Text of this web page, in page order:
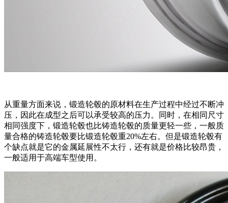
从重量方面来说，锻造轮毂的原材料在生产过程中经过不断冲
压，因此在成型之后可以承受较高的压力。同时，在相同尺寸
相同强度下，锻造轮毂也比铸造轮毂的质量更轻一些，一般质
量合格的铸造轮毂要比锻造轮毂重20%左右。但是锻造轮毂有
个缺点就是它的金属延展性不太行，还有就是价格比较昂贵，
一般适用于高端车型使用。